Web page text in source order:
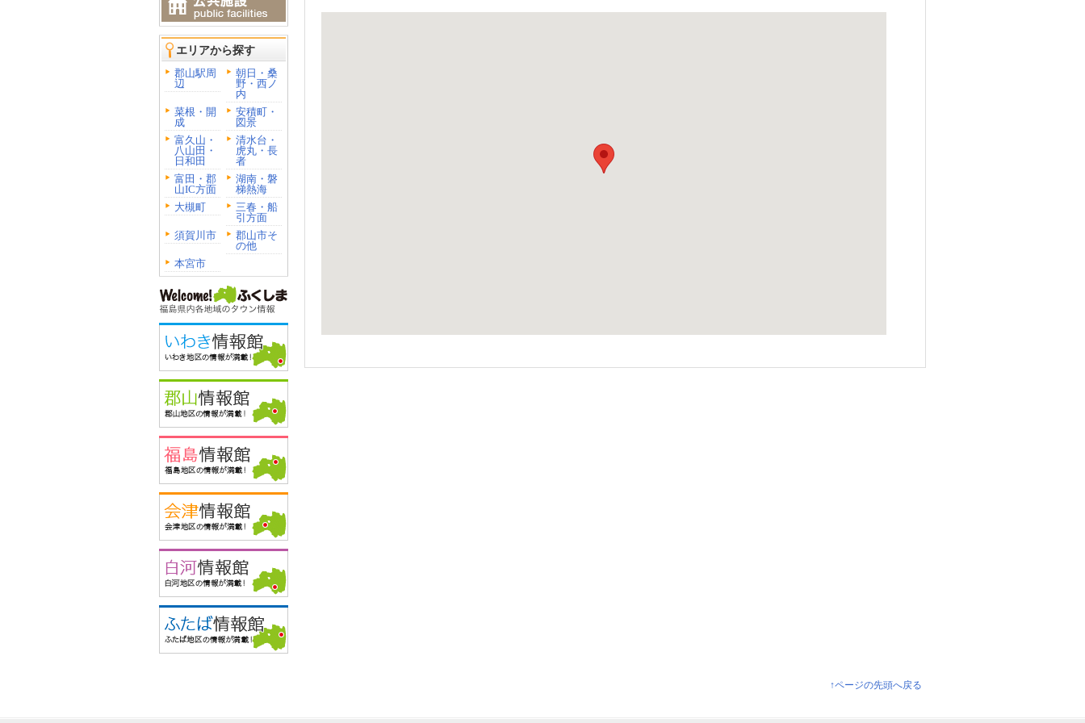
エリアから探す
郡山駅周
辺
朝日・桑
野・西ノ
内
菜根・開
成
安積町・
図景
富久山・
八山田・
日和田
清水台・
虎丸・長
者
富田・郡
山IC方面
湖南・磐
梯熱海
大槻町
三春・船
引方面
須賀川市
郡山市そ
の他
本宮市
↑ページの先頭へ戻る